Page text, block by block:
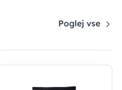
Poglej vse